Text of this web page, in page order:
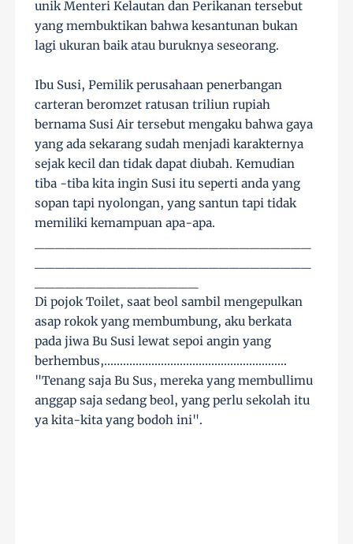
unik Menteri Kelautan dan Perikanan tersebut
yang membuktikan bahwa kesantunan bukan
lagi ukuran baik atau buruknya seseorang.
Ibu Susi, Pemilik perusahaan penerbangan
carteran beromzet ratusan triliun rupiah
bernama Susi Air tersebut mengaku bahwa gaya
yang ada sekarang sudah menjadi karakternya
sejak kecil dan tidak dapat diubah. Kemudian
tiba -tiba kita ingin Susi itu seperti anda yang
sopan tapi nyolongan, yang santun tapi tidak
memiliki kemampuan apa-apa.
Di pojok Toilet, saat beol sambil mengepulkan
asap rokok yang membumbung, aku berkata
pada jiwa Bu Susi lewat sepoi angin yang
berhembus,..........................................................
"Tenang saja Bu Sus, mereka yang membullimu
anggap saja sedang beol, yang perlu sekolah itu
ya kita-kita yang bodoh ini".